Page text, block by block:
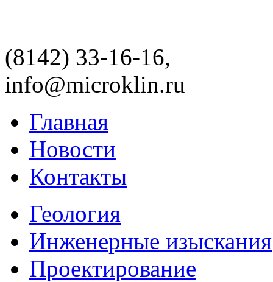
(8142) 33-16-16,
info@microklin.ru
Главная
Новости
Контакты
Геология
Инженерные изыскания
Проектирование